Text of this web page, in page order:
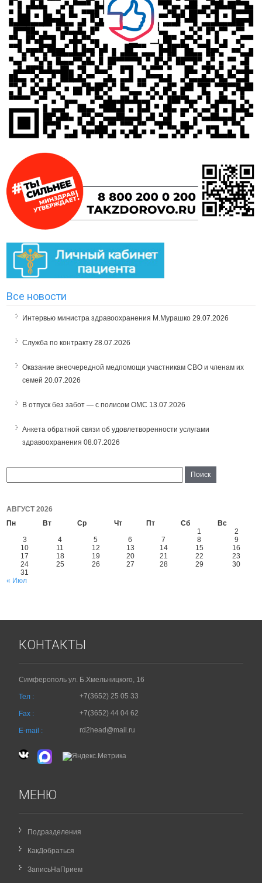
Все новости
Интервью министра здравоохранения М.Мурашко 29.07.2026
Служба по контракту 28.07.2026
Оказание внеочередной медпомощи участникам СВО и членам их
семей 20.07.2026
В отпуск без забот — с полисом ОМС 13.07.2026
Анкета обратной связи об удовлетворенности услугами
здравоохранения 08.07.2026
АВГУСТ 2026
Пн
Вт Ср Чт Пт Сб
Вс
1
2
3
4 5 6 7 8
9
10
11 12 13 14 15
16
17
18 19 20 21 22
23
24
25 26 27 28 29
30
31
« Июл
КОНТАКТЫ
Симферополь ул. Б.Хмельницкого, 16
Тел : +7(3652) 25 05 33
Fax : +7(3652) 44 04 62
E-mail : rd2head@mail.ru
МЕНЮ
Подразделения
КакДобраться
ЗаписьНаПрием